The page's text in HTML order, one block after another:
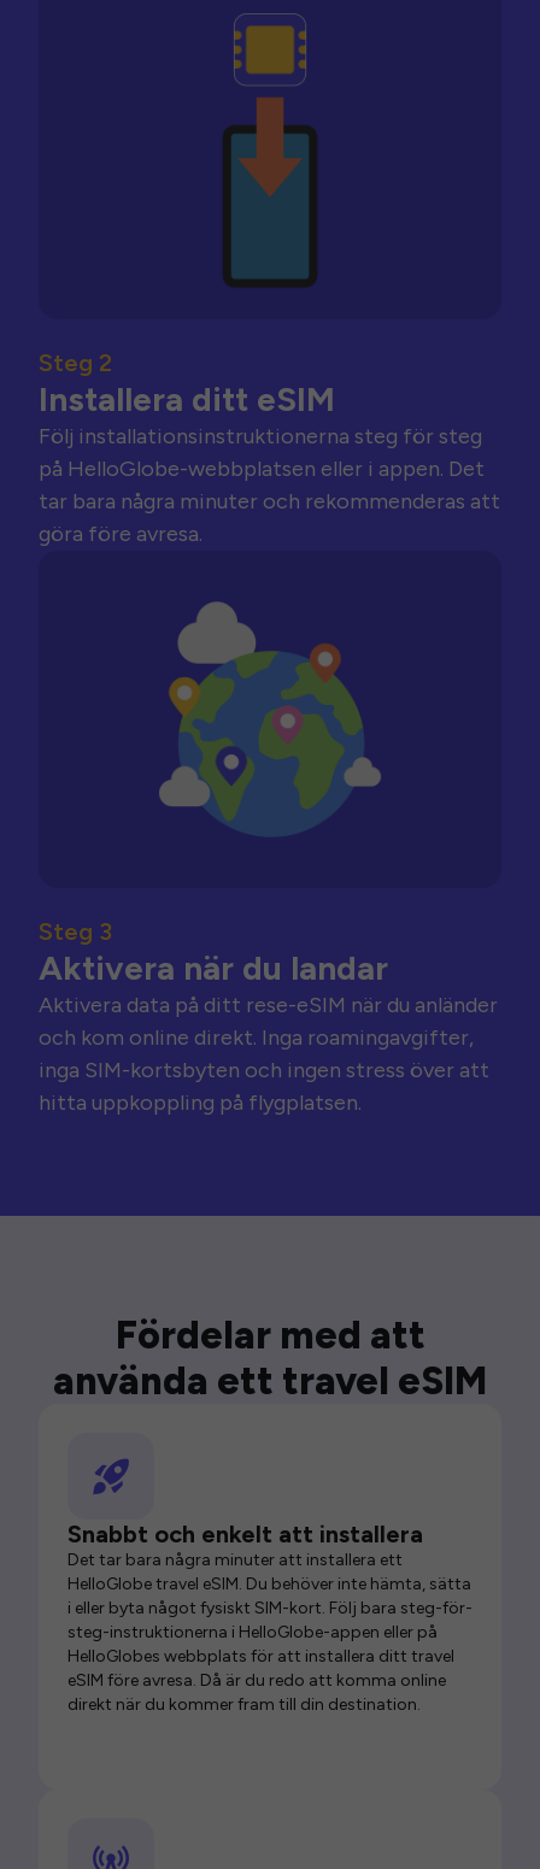
Steg 2
Installera ditt eSIM
Följ installationsinstruktionerna steg för steg
på HelloGlobe-webbplatsen eller i appen. Det
tar bara några minuter och rekommenderas att
göra före avresa.
Steg 3
Aktivera när du landar
Aktivera data på ditt rese-eSIM när du anländer
och kom online direkt. Inga roamingavgifter,
inga SIM-kortsbyten och ingen stress över att
hitta uppkoppling på flygplatsen.
Fördelar med att
använda ett travel eSIM
Snabbt och enkelt att installera
Det tar bara några minuter att installera ett
HelloGlobe travel eSIM. Du behöver inte hämta, sätta
i eller byta något fysiskt SIM-kort. Följ bara steg-för-
steg-instruktionerna i HelloGlobe-appen eller på
HelloGlobes webbplats för att installera ditt travel
eSIM före avresa. Då är du redo att komma online
direkt när du kommer fram till din destination.